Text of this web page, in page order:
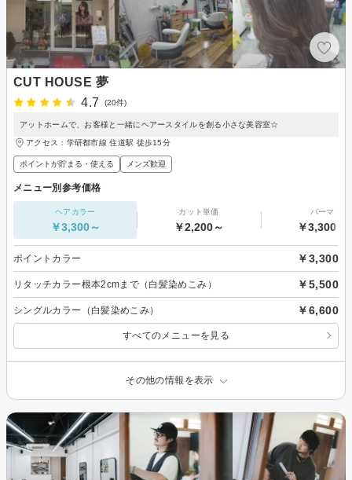
CUT HOUSE 夢
4.7
(20件)
アットホームで、お客様と一緒にヘアースタイルを創る小さな美容室☆
アクセス：学研都市線 住道駅 徒歩15分
ポイントが貯まる・使える メンズ歓迎
メニュー別参考価格
ヘアカラー
￥3,300～
カット単価
￥2,200～
パーマ
￥3,300～
ポイントカラー ￥3,300
リタッチカラー根本2cmまで（白髪染めこみ） ￥5,500
シングルカラー（白髪染めこみ） ￥6,600
すべてのメニューを見る
その他の情報を表示